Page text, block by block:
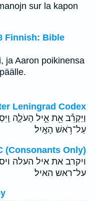
sur la kapon
Finnish: Bible
ja Aaron poikinensa
Leningrad Codex
וַיַּקְרֵ֕ב אֵ֖ת אֵ֣יל הָעֹלָ֑ה
עַל־רֹ֥אשׁ הָאָֽיִל׃
(Consonants Only)
ויקרב את איל העלה
על־ראש האיל׃